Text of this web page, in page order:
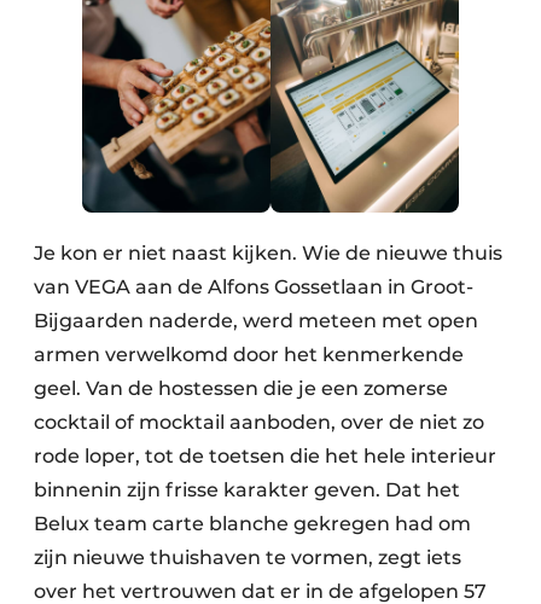
Je kon er niet naast kijken. Wie de nieuwe thuis
van VEGA aan de Alfons Gossetlaan in Groot-
Bijgaarden naderde, werd meteen met open
armen verwelkomd door het kenmerkende
geel. Van de hostessen die je een zomerse
cocktail of mocktail aanboden, over de niet zo
rode loper, tot de toetsen die het hele interieur
binnenin zijn frisse karakter geven. Dat het
Belux team carte blanche gekregen had om
zijn nieuwe thuishaven te vormen, zegt iets
over het vertrouwen dat er in de afgelopen 57